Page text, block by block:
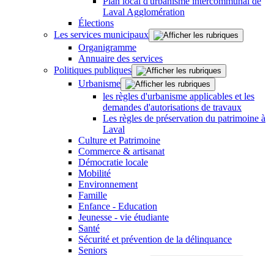
Laval Agglomération
Élections
Les services municipaux
Organigramme
Annuaire des services
Politiques publiques
Urbanisme
les règles d'urbanisme applicables et les
demandes d'autorisations de travaux
Les règles de préservation du patrimoine à
Laval
Culture et Patrimoine
Commerce & artisanat
Démocratie locale
Mobilité
Environnement
Famille
Enfance - Education
Jeunesse - vie étudiante
Santé
Sécurité et prévention de la délinquance
Seniors